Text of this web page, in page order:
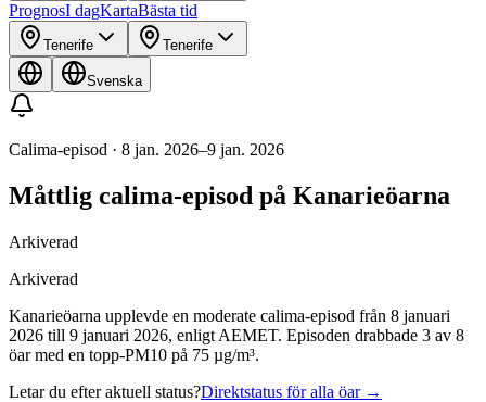
PrognosI dagKartaBästa tid
Tenerife Tenerife
Svenska
Calima-episod · 8 jan. 2026–9 jan. 2026
Måttlig calima-episod på Kanarieöarna
Arkiverad
Arkiverad
Kanarieöarna upplevde en moderate calima-episod från 8 januari
2026 till 9 januari 2026, enligt AEMET. Episoden drabbade 3 av 8
öar med en topp-PM10 på 75 µg/m³.
Letar du efter aktuell status?Direktstatus för alla öar→